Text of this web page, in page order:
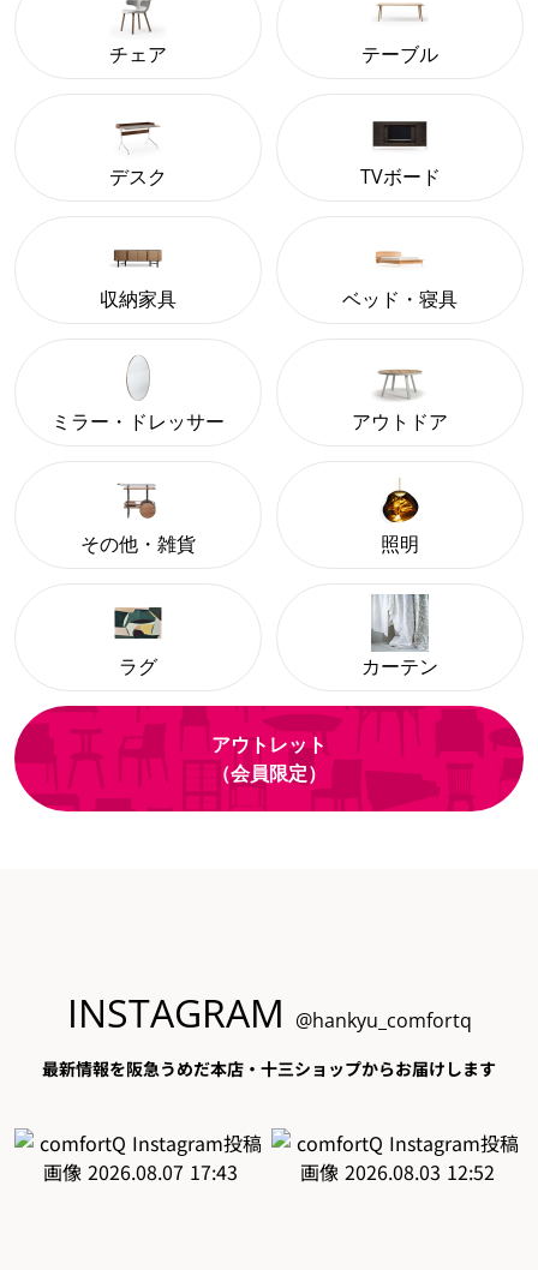
チェア テーブル
デスク TVボード
収納家具 ベッド・寝具
ミラー・ドレッサー アウトドア
その他・雑貨 照明
ラグ カーテン
アウトレット
（会員限定）
INSTAGRAM @hankyu_comfortq
最新情報を阪急うめだ本店・十三ショップからお届けします